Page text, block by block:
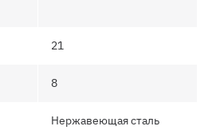
21
8
Нержавеющая сталь